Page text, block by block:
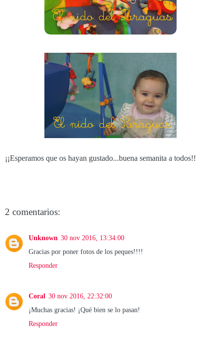
¡¡Esperamos que os hayan gustado...buena semanita a todos!!
2 comentarios:
Unknown 30 nov 2016, 13:34:00
Gracias por poner fotos de los peques!!!!
Responder
Coral 30 nov 2016, 22:32:00
¡Muchas gracias! ¡Qué bien se lo pasan!
Responder